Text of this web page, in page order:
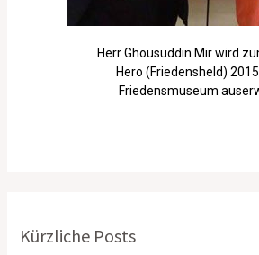
Herr Ghousuddin Mir wird
Hero (Friedensheld)
Friedensmuseum
Kürzliche Posts